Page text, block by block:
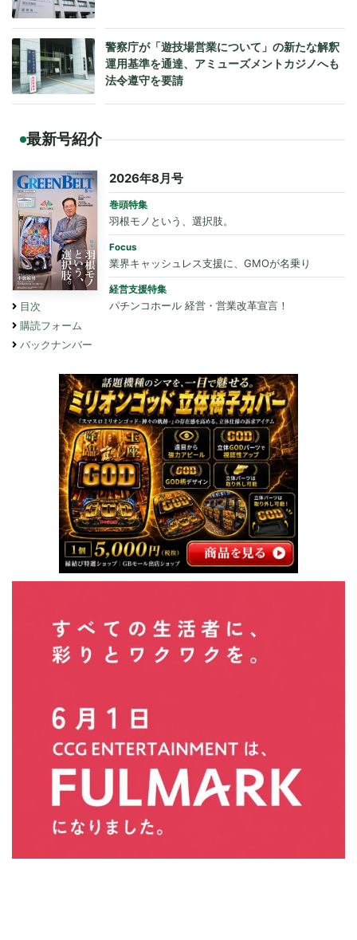
警察庁が「遊技場営業について」の新たな解釈
運用基準を通達、アミューズメントカジノへも
法令遵守を要請
最新号紹介
目次
購読フォーム
バックナンバー
2026年8月号
巻頭特集
羽根モノという、選択肢。
Focus
業界キャッシュレス支援に、GMOが名乗り
経営支援特集
パチンコホール 経営・営業改革宣言！